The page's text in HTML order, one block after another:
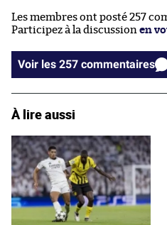
Les membres ont posté 257
Participez à la discussion en
Voir les 257 commentaires
À lire aussi